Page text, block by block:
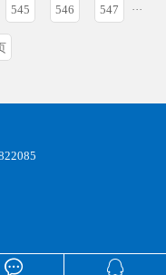
 
545 546 547 ···